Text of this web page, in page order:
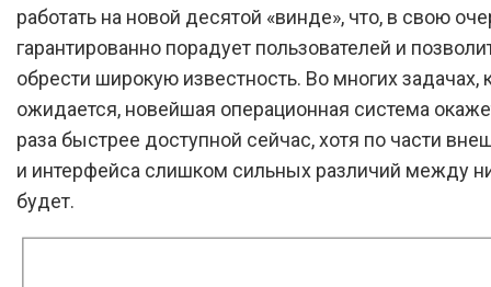
работать на новой десятой «винде», что, в свою
гарантированно порадует пользователей и
обрести широкую известность. Во многих задачах,
ожидается, новейшая операционная система
раза быстрее доступной сейчас, хотя по части
и интерфейса слишком сильных различий между
будет.